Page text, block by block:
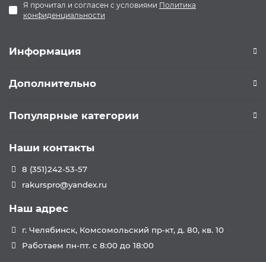
Я прочитал и согласен с условиями Политика
конфиденциальности
Информация
Дополнительно
Популярные категории
Наши контакты
8 (351)242-53-57
rakurspro@yandex.ru
Наш адрес
г. Челябинск, Комсомольский пр-кт, д. 80, кв. 10
Работаем пн-пт. с 8:00 до 18:00